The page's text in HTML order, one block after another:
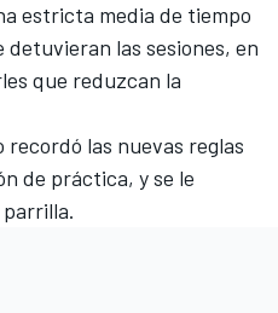
estricta media de tiempo
detuvieran las sesiones, en
que reduzcan la
las nuevas reglas
de práctica, y se le